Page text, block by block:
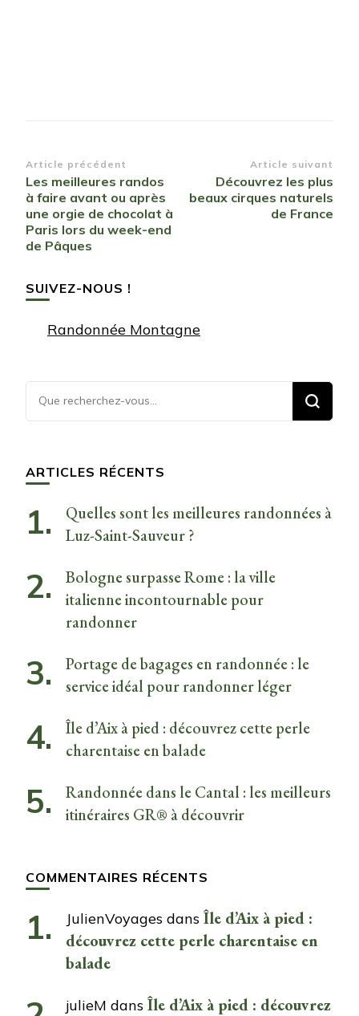
Navigation
d’article
Article précédent
Les meilleures randos
à faire avant ou après
une orgie de chocolat à
Paris lors du week-end
de Pâques
Article suivant
Découvrez les plus
beaux cirques naturels
de France
SUIVEZ-NOUS !
Randonnée Montagne
Vous
recherchiez
ARTICLES RÉCENTS
Quelles sont les meilleures randonnées à
Luz-Saint-Sauveur ?
Bologne surpasse Rome : la ville
italienne incontournable pour
randonner
Portage de bagages en randonnée : le
service idéal pour randonner léger
Île d’Aix à pied : découvrez cette perle
charentaise en balade
Randonnée dans le Cantal : les meilleurs
itinéraires GR® à découvrir
COMMENTAIRES RÉCENTS
JulienVoyages dans Île d’Aix à pied :
découvrez cette perle charentaise en
balade
julieM dans Île d’Aix à pied : découvrez